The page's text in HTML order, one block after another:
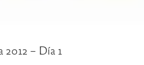
– Día 1